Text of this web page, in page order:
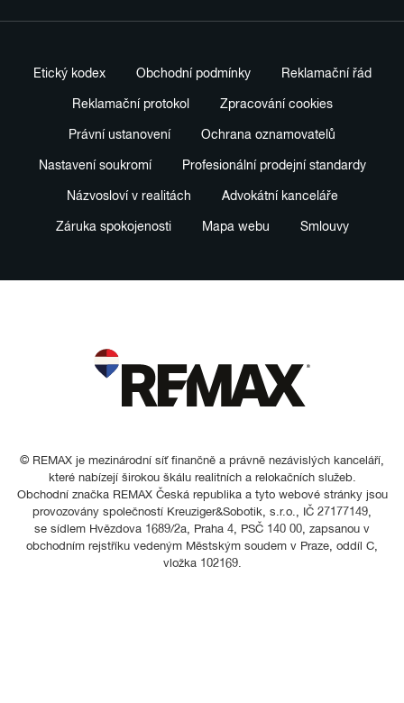
Etický kodex Obchodní podmínky Reklamační řád
Reklamační protokol Zpracování cookies
Právní ustanovení Ochrana oznamovatelů
Nastavení soukromí Profesionální prodejní standardy
Názvosloví v realitách Advokátní kanceláře
Záruka spokojenosti Mapa webu Smlouvy
© REMAX je mezinárodní síť finančně a právně nezávislých kanceláří,
které nabízejí širokou škálu realitních a relokačních služeb.
Obchodní značka REMAX Česká republika a tyto webové stránky jsou
provozovány společností Kreuziger&Sobotik, s.r.o., IČ 27177149,
se sídlem Hvězdova 1689/2a, Praha 4, PSČ 140 00, zapsanou v
obchodním rejstříku vedeným Městským soudem v Praze, oddíl C,
vložka 102169.